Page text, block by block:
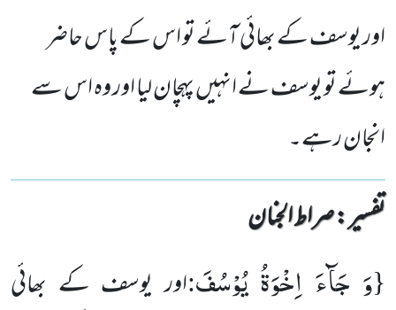
اور یوسف کے بھائی آئے تو اس کے پاس حاضر
ہوئے تو یوسف نے انہیں پہچان لیا اور وہ اس سے
انجان رہے۔
تفسیر : ‎صراط الجنان
{وَ جَآءَ اِخْوَةُ یُوْسُفَ:اور یوسف کے بھائی